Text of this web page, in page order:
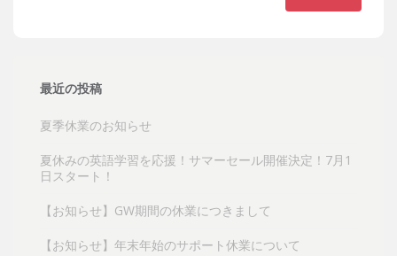
最近の投稿
夏季休業のお知らせ
夏休みの英語学習を応援！サマーセール開催決定！7月1
日スタート！
【お知らせ】GW期間の休業につきまして
【お知らせ】年末年始のサポート休業について